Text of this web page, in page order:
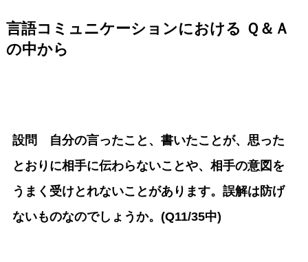
言語コミュニケーションにおける Ｑ＆Ａ
の中から
設問 自分の言ったこと、書いたことが、思った
とおりに相手に伝わらないことや、相手の意図を
うまく受けとれないことがあります。誤解は防げ
ないものなのでしょうか。(Q11/35中)